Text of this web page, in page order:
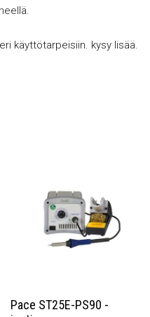
käyttötarpeisiin. kysy lisää.
Pace ST25E-PS90 -